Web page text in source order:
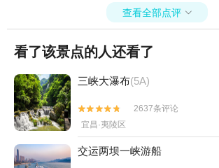
查看全部点评 
看了该景点的人还看了
三峡大瀑布(5A)


2637条评论
宜昌·夷陵区
交运两坝一峡游船